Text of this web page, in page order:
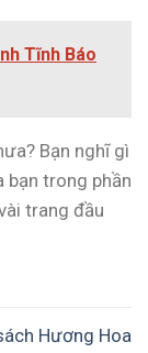
Tĩnh Báo
Bạn nghĩ gì
bạn trong phần
trang đầu
Hương Hoa